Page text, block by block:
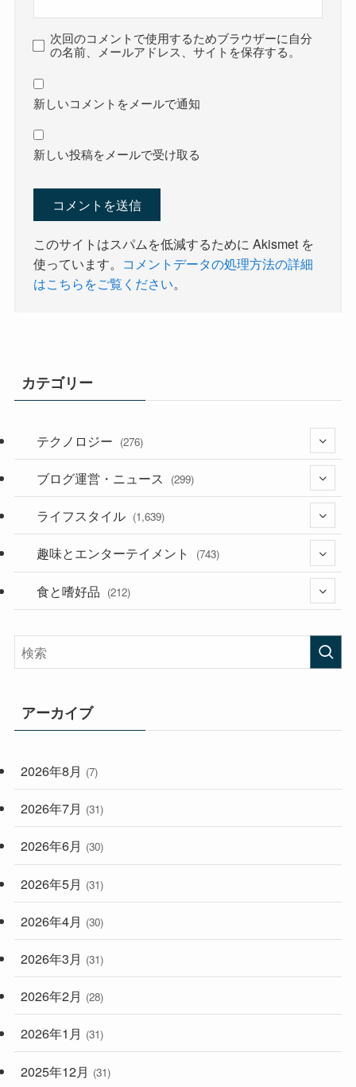
次回のコメントで使用するためブラウザーに自分
の名前、メールアドレス、サイトを保存する。
新しいコメントをメールで通知
新しい投稿をメールで受け取る
このサイトはスパムを低減するために Akismet を
使っています。 コメントデータの処理方法の詳細
はこちらをご覧ください。
カテゴリー
テクノロジー (276)
(36)
(187)
ブログ運営・ニュース (299)
(118)
(181)
ライフスタイル (1,639)
(394)
(282)
(33)
(248)
趣味とエンターテイメント (743)
(56)
食と嗜好品 (212)
アーカイブ
2026年8月 (7)
2026年7月 (31)
2026年6月 (30)
2026年5月 (31)
2026年4月 (30)
2026年3月 (31)
2026年2月 (28)
2026年1月 (31)
2025年12月 (31)